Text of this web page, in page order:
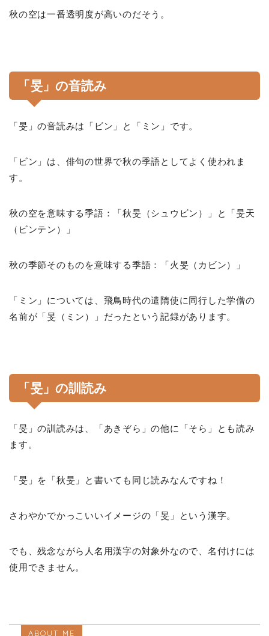
秋の空は一番透明度が高いのだそう。
「旻」の音読み
「旻」の音読みは「ビン」と「ミン」です。
「ビン」は、俳句の世界で秋の季語としてよく使われま
す。
秋の空を意味する季語：「秋旻（シュウビン）」と「旻天
（ビンテン）」
秋の季節そのものを意味する季語：「火旻（カビン）」
「ミン」については、飛鳥時代の遣隋使に同行した学僧の
名前が「旻（ミン）」だったという記録があります。
「旻」の訓読み
「旻」の訓読みは、「あきぞら」の他に「そら」とも読み
ます。
「旻」を「秋旻」と書いても同じ読みなんですね！
さわやかでかっこいいイメージの「旻」という漢字。
でも、残念ながら人名用漢字の対象外なので、名付けには
使用できません。
ABOUT ME